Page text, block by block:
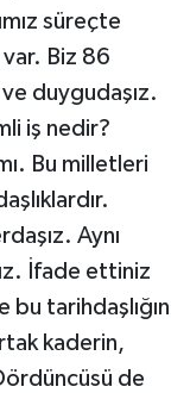
süreçte
Biz 86
duygudaşız.
iş nedir?
Bu milletleri
Aynı
İfade ettiniz
tarihdaşlığın
kaderin,
de